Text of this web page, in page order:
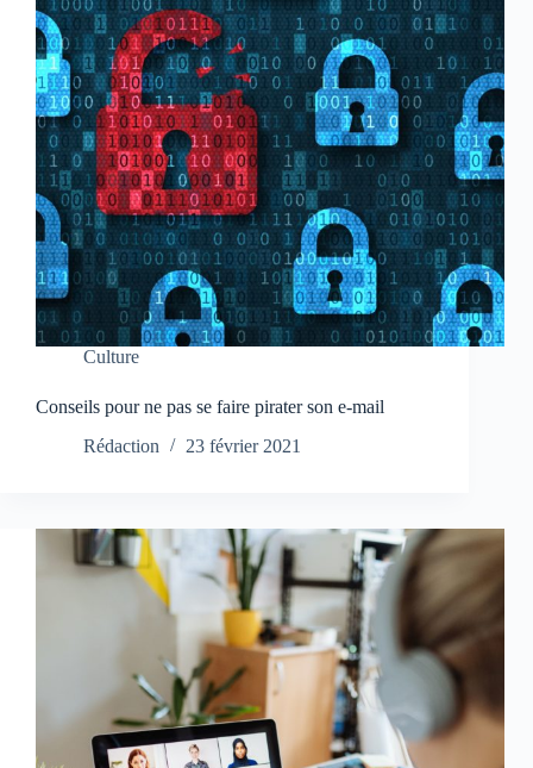
Culture
Conseils pour ne pas se faire pirater son e-mail
Rédaction
23 février 2021